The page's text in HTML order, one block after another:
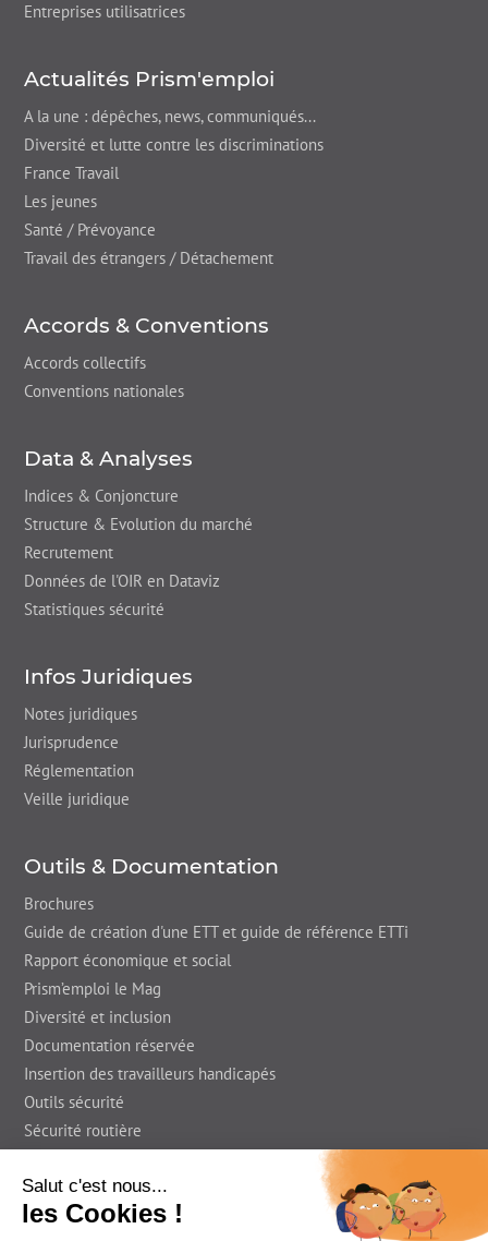
Entreprises utilisatrices
Actualités Prism'emploi
A la une : dépêches, news, communiqués...
Diversité et lutte contre les discriminations
France Travail
Les jeunes
Santé / Prévoyance
Travail des étrangers / Détachement
Accords & Conventions
Accords collectifs
Conventions nationales
Data & Analyses
Indices & Conjoncture
Structure & Evolution du marché
Recrutement
Données de l'OIR en Dataviz
Statistiques sécurité
Infos Juridiques
Notes juridiques
Jurisprudence
Réglementation
Veille juridique
Outils & Documentation
Brochures
Guide de création d'une ETT et guide de référence ETTi
Rapport économique et social
Prism’emploi le Mag
Diversité et inclusion
Documentation réservée
Insertion des travailleurs handicapés
Outils sécurité
Sécurité routière